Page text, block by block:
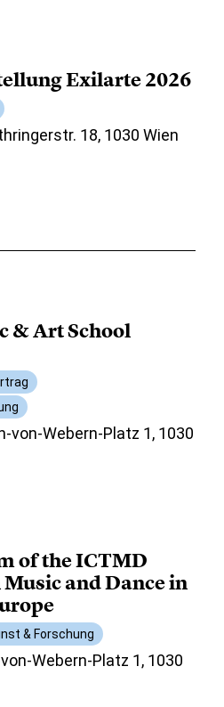
Exilarte 2026
18, 1030 Wien
& Art School
von-Webern-Platz 1, 1030
of the ICTMD
and Dance in
& Forschung
Webern-Platz 1, 1030